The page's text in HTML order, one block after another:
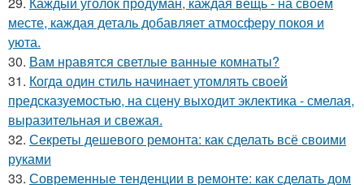
месте, каждая деталь добавляет атмосферу покоя и
уюта.
30. Вам нравятся светлые ванные комнаты?
31. Когда один стиль начинает утомлять своей
предсказуемостью, на сцену выходит эклектика - смелая,
выразительная и свежая.
32. Секреты дешевого ремонта: как сделать всё своими
руками
33. Современные тенденции в ремонте: как сделать дом